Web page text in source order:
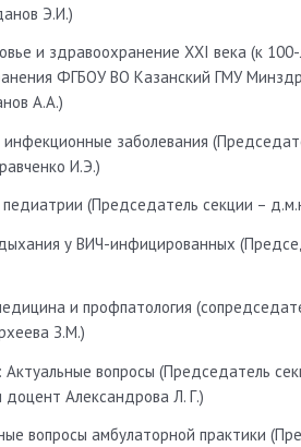
Э.И.)
и здравоохранение XXI века (к
ФГБОУ ВО Казанский ГМУ
А.А.)
инфекционные заболевания
И.Э.)
педиатрии (Председатель секции –
у ВИЧ-инфицированных
и профпатология
З.М.)
вопросы (Председатель
Александрова Л. Г.)
вопросы амбулаторной практики